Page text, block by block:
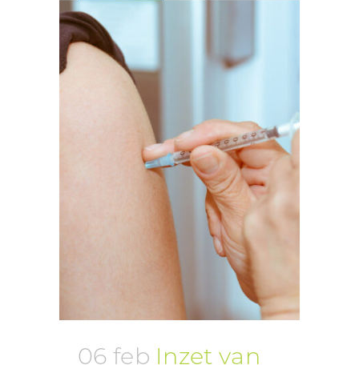
LEES MEER
06 feb Inzet van